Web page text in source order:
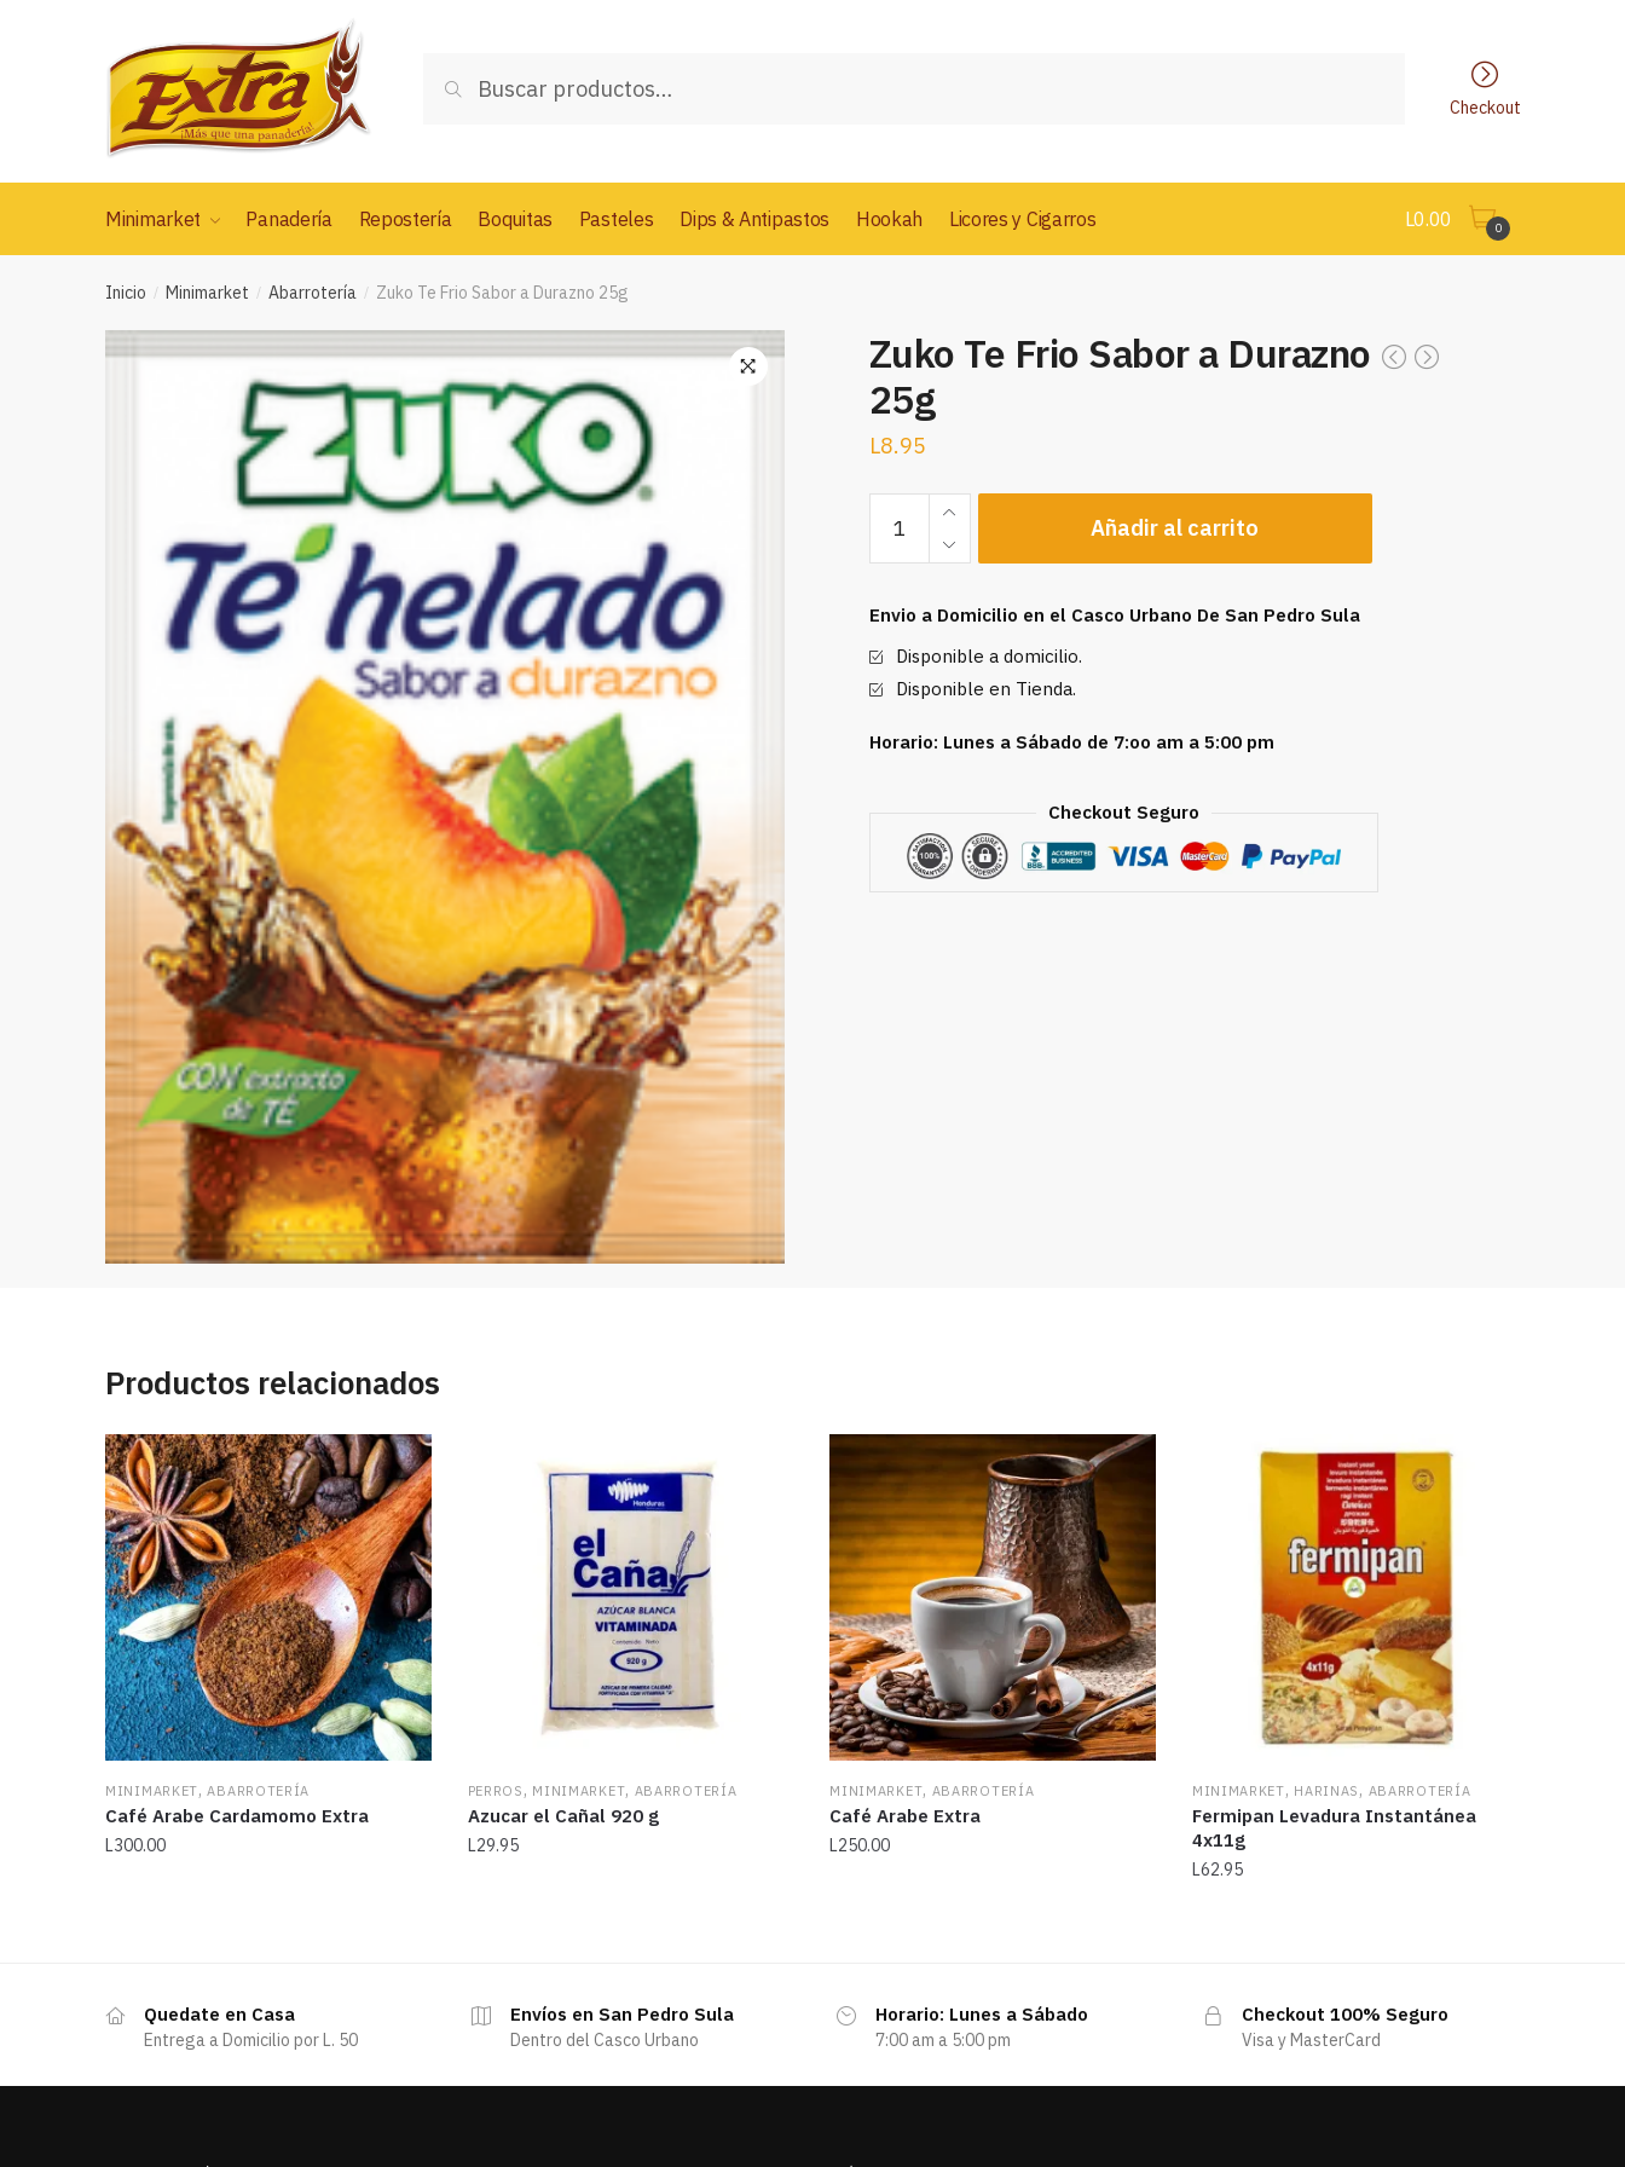
por:
Buscar
Checkout
Minimarket Panadería Repostería Boquitas Pasteles Dips & Antipastos Hookah Licores y Cigarros L0.00 0
Inicio / Minimarket / Abarrotería / Zuko Te Frio Sabor a Durazno 25g
Zuko Te Frio Sabor a Durazno
25g
L8.95
Frio
a
Durazno
25g
Añadir al carrito
Envio a Domicilio en el Casco Urbano De San Pedro Sula
Disponible a domicilio.
Disponible en Tienda.
Horario: Lunes a Sábado de 7:oo am a 5:00 pm
Checkout Seguro
Productos relacionados
MINIMARKET,ABARROTERÍA
Café Arabe Cardamomo Extra
L300.00
PERROS , MINIMARKET, ABARROTERÍA
Azucar el Cañal 920 g
L29.95
MINIMARKET, ABARROTERÍA
Café Arabe Extra
L250.00
MINIMARKET, HARINAS , ABARROTERÍA
Fermipan Levadura Instantánea
4x11g
L62.95
Quedate en Casa
Entrega a Domicilio por L. 50
Envíos en San Pedro Sula
Dentro del Casco Urbano
Horario: Lunes a Sábado
7:00 am a 5:00 pm
Checkout 100% Seguro
Visa y MasterCard